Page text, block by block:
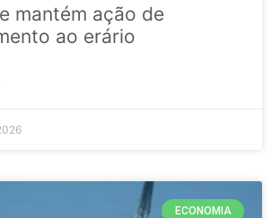
mantém ação de
ao erário
ECONOMIA